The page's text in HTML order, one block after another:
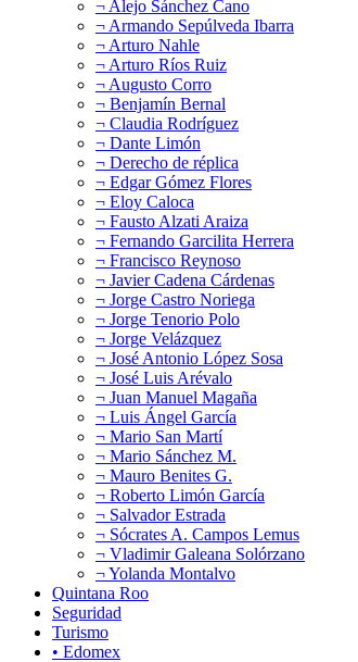
¬ Alejo Sánchez Cano
¬ Armando Sepúlveda Ibarra
¬ Arturo Nahle
¬ Arturo Ríos Ruiz
¬ Augusto Corro
¬ Benjamín Bernal
¬ Claudia Rodríguez
¬ Dante Limón
¬ Derecho de réplica
¬ Edgar Gómez Flores
¬ Eloy Caloca
¬ Fausto Alzati Araiza
¬ Fernando Garcilita Herrera
¬ Francisco Reynoso
¬ Javier Cadena Cárdenas
¬ Jorge Castro Noriega
¬ Jorge Tenorio Polo
¬ Jorge Velázquez
¬ José Antonio López Sosa
¬ José Luis Arévalo
¬ Juan Manuel Magaña
¬ Luis Ángel García
¬ Mario San Martí
¬ Mario Sánchez M.
¬ Mauro Benites G.
¬ Roberto Limón García
¬ Salvador Estrada
¬ Sócrates A. Campos Lemus
¬ Vladimir Galeana Solórzano
¬ Yolanda Montalvo
Quintana Roo
Seguridad
Turismo
• Edomex